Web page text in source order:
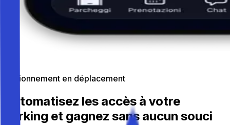
Stationnement en déplacement
Automatisez les accès à votre
parking et gagnez sans aucun souci